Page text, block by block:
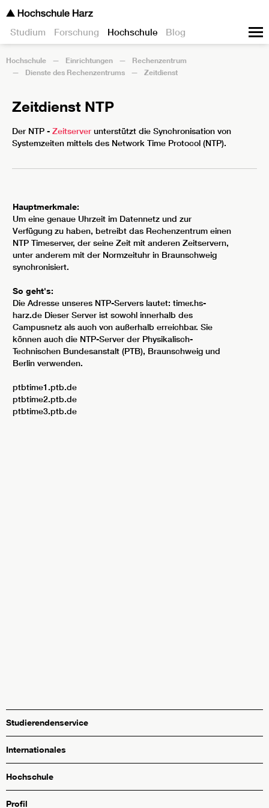
Studium Forschung Hochschule Blog
Hochschule Einrichtungen
Rechenzentrum
Dienste des Rechenzentrums
Zeitdienst
Zeitdienst NTP
Der NTP - Zeitserver unterstützt die Synchronisation von
Systemzeiten mittels des Network Time Protocol (NTP).
Hauptmerkmale:
Um eine genaue Uhrzeit im Datennetz und zur
Verfügung zu haben, betreibt das Rechenzentrum einen
NTP Timeserver, der seine Zeit mit anderen Zeitservern,
unter anderem mit der Normzeituhr in Braunschweig
synchronisiert.
So geht's:
Die Adresse unseres NTP-Servers lautet: timer.hs-
harz.de Dieser Server ist sowohl innerhalb des
Campusnetz als auch von außerhalb erreichbar. Sie
können auch die NTP-Server der Physikalisch-
Technischen Bundesanstalt (PTB), Braunschweig und
Berlin verwenden.
ptbtime1.ptb.de
ptbtime2.ptb.de
ptbtime3.ptb.de
Studierendenservice
Internationales
Hochschule
Profil